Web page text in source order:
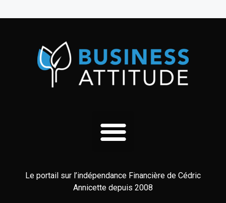
Le portail sur l’indépendance Financière de Cédric
Annicette depuis 2008